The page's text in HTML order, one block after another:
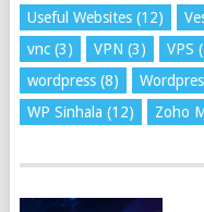
Useful Websites(12)
vnc(3) VPN (3) VPS
wordpress(8)
WP Sinhala (12) Zoho